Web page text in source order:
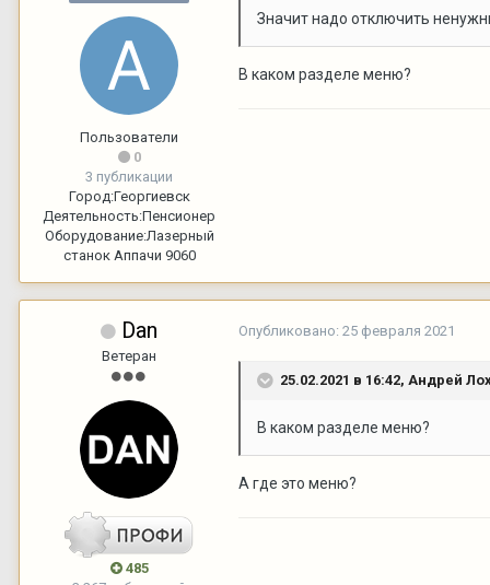
Пользователи
0
3 публикации
Город:Георгиевск
Деятельность:Пенсионер
Оборудование:Лазерный
станок Аппачи 9060
Значит надо отключить
В каком разделе меню?
Dan
Ветеран
485
Опубликовано: 25 февраля 2021
25.02.2021 в 16:42, Андрей
В каком разделе меню?
А где это меню?